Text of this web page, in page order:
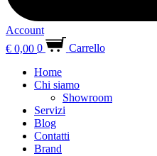
Account
€ 0,00 0
Carrello
Home
Chi siamo
Showroom
Servizi
Blog
Contatti
Brand